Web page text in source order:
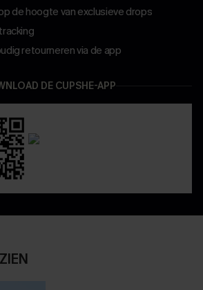
de hoogte van exclusieve drops
retourneren via de app
DE CUPSHE-APP